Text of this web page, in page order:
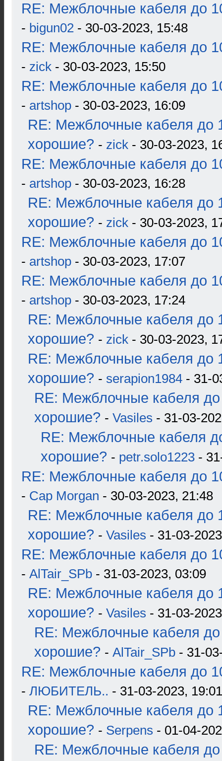
RE: Межблочные кабеля до
- bigun02 - 30-03-2023, 15:48
RE: Межблочные кабеля до
- zick - 30-03-2023, 15:50
RE: Межблочные кабеля до
- artshop - 30-03-2023, 16:09
RE: Межблочные кабеля до
хорошие? - zick - 30-03-2023,
RE: Межблочные кабеля до
- artshop - 30-03-2023, 16:28
RE: Межблочные кабеля до
хорошие? - zick - 30-03-2023,
RE: Межблочные кабеля до
- artshop - 30-03-2023, 17:07
RE: Межблочные кабеля до
- artshop - 30-03-2023, 17:24
RE: Межблочные кабеля до
хорошие? - zick - 30-03-2023,
RE: Межблочные кабеля до
хорошие? - serapion1984 - 31-
RE: Межблочные кабеля до
хорошие? - Vasiles - 31-03-
RE: Межблочные кабеля
хорошие? - petr.solo1223 -
RE: Межблочные кабеля до
- Cap Morgan - 30-03-2023, 21:48
RE: Межблочные кабеля до
хорошие? - Vasiles - 31-03-
RE: Межблочные кабеля до
- AlTair_SPb - 31-03-2023, 03:09
RE: Межблочные кабеля до
хорошие? - Vasiles - 31-03-
RE: Межблочные кабеля до
хорошие? - AlTair_SPb - 31-
RE: Межблочные кабеля до
- ЛЮБИТЕЛЬ.. - 31-03-2023, 19:01
RE: Межблочные кабеля до
хорошие? - Serpens - 01-04-
RE: Межблочные кабеля до